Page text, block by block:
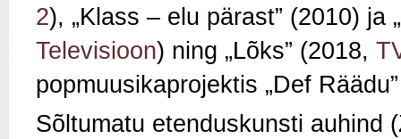
2), „Klass – elu pärast” (2010) ja
Televisioon) ning „Lõks” (2018,
popmuusikaprojektis „Def
Sõltumatu etenduskunsti auhind